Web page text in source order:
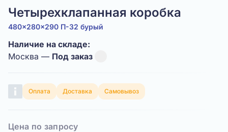
Четырехклапанная коробка
480x280x290 П-32 бурый
Наличие на складе:
Москва — Под заказ
Оплата Доставка Самовывоз
Цена по запросу